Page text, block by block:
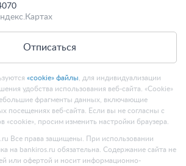
Отписаться
«cookie» файлы , для индивидуализации
удобства использования веб-сайта. «Cookie»
фрагменты данных, включающие
посещениях веб-сайта. Если вы не согласны с
«cookie», просим изменить настройки браузера.
Все права защищены. При использовании
на bankiros.ru обязательна. Содержание сайта не
или офертой и носит информационно-